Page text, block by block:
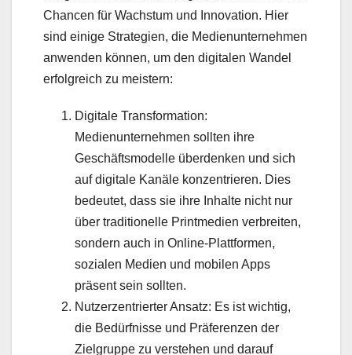
Chancen für Wachstum und Innovation. Hier
sind einige Strategien, die Medienunternehmen
anwenden können, um den digitalen Wandel
erfolgreich zu meistern:
Digitale Transformation:
Medienunternehmen sollten ihre
Geschäftsmodelle überdenken und sich
auf digitale Kanäle konzentrieren. Dies
bedeutet, dass sie ihre Inhalte nicht nur
über traditionelle Printmedien verbreiten,
sondern auch in Online-Plattformen,
sozialen Medien und mobilen Apps
präsent sein sollten.
Nutzerzentrierter Ansatz: Es ist wichtig,
die Bedürfnisse und Präferenzen der
Zielgruppe zu verstehen und darauf